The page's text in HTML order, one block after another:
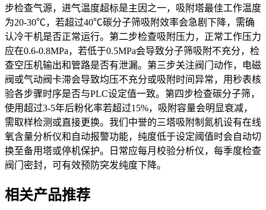
步检查气源，进气温度超标是主因之一，吸附塔最佳工作温度
为20-30℃，若超过40℃碳分子筛吸附效率会急剧下降，需确
认冷干机是否正常运行。第二步检查吸附压力，正常工作压力
应在0.6-0.8MPa，若低于0.5MPa会导致分子筛吸附不充分，检
查空压机输出和管路是否有泄漏。第三步关注阀门动作，电磁
阀或气动阀卡滞会导致均压不充分或吸附时间异常，用秒表核
验各步骤时序是否与PLC设定值一致。第四步检查碳分子筛，
使用超过3-5年后粉化率若超过15%，吸附容量会明显衰减，
需取样检测或直接更换。我们中誉的三塔吸附制氮机设有在线
氧含量分析仪和自动报警功能，纯度低于设定阈值时会自动切
换至备用塔或停机保护。日常应每月校验分析仪，每季度检查
阀门密封，可有效预防突发纯度下降。
相关产品推荐